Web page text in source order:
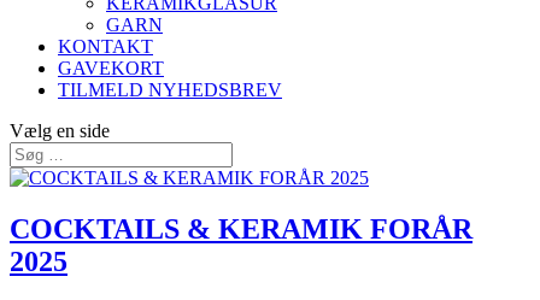
GARN
KONTAKT
GAVEKORT
TILMELD NYHEDSBREV
Vælg en side
COCKTAILS & KERAMIK FORÅR
2025